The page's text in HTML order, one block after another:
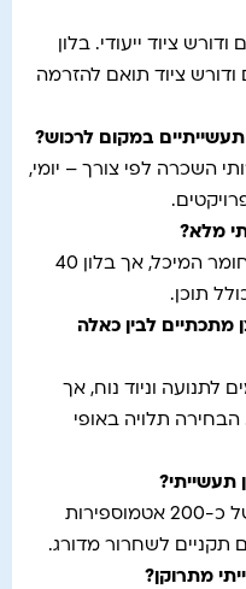
ציוד ייעודי. בלון
ציוד תואם להזרמה
במקום לרכוש?
השכרה לפי צורך – יומי,
מלא?
המשקל משתנה לפי הנפח וחומר המיכל, אך בלון 40
מתכתיים לבין כאלה
לתנועה וניוד נוח, אך
תלויה באופי
תעשייתי?
רוב הבלונים מלאים בלחץ של כ-200 אטמוספירות
מתרוקן ?